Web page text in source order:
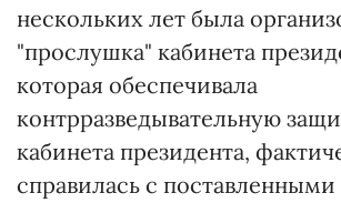
нескольких лет была
"прослушка" кабинета
которая обеспечивала
контрразведывательную
кабинета президента,
справилась с поставленными